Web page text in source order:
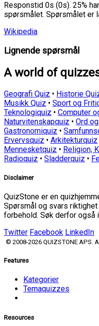
Responstid 0s (0s). 25%
spørsmålet. Spørsmålet er
Wikipedia
Lignende spørsmål
A world of
Geografi Quiz • Historie
Musikk Quiz • Sport og
Teknologiquiz • Computer
Naturvitenskapquiz • Ord
Gastronomiquiz •
Ervervsquiz • Arkitekturquiz
Mennesketquiz • Religion,
Radioquiz • Sladderquiz •
Disclaimer
QuizStone er en
Spørsmål og svars
forbehold. Søk derfor også
Twitter Facebook LinkedIn
© 2008-2026 QUIZSTONE APS.
Features
Kategorier
Temaquizzes
Resources